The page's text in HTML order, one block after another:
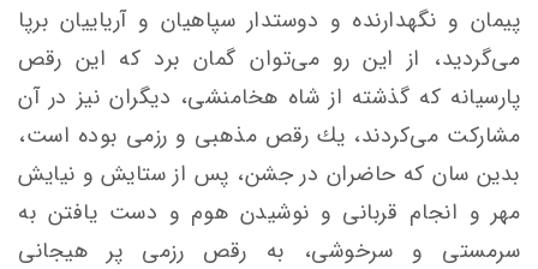
پيمان و نگهدارنده و دوستدار سپاهيان و آرياييان برپا
می‌گرديد، از اين رو می‌توان گمان برد كه اين رقص
پارسيانه كه گذشته از شاه هخامنشی، ديگران نيز در آن
مشارکت می‌كردند، يك رقص مذهبی و رزمی بوده است،
بدين سان كه حاضران در جشن، پس از ستايش و نيايش
مهر و انجام قربانی و نوشيدن هوم و دست یافتن به
سرمستی و سرخوشی، به رقص رزمی پر هيجانی